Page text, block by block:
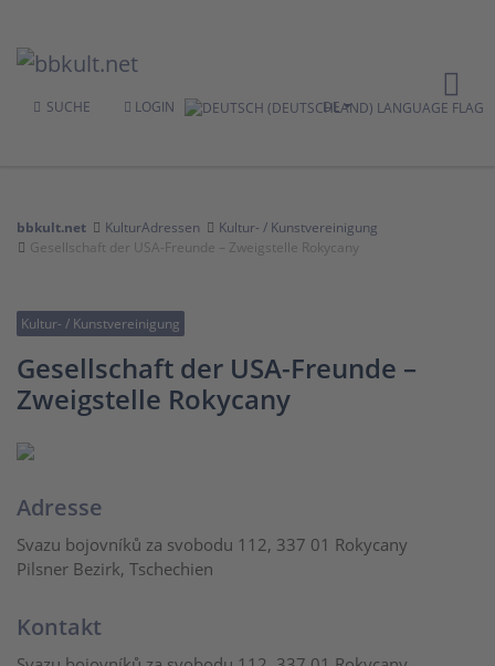
SUCHE LOGIN DE
bbkult.net KulturAdressen
Kultur- / Kunstvereinigung
Gesellschaft der USA-Freunde – Zweigstelle Rokycany
Kultur- / Kunstvereinigung
Gesellschaft der USA-Freunde –
Zweigstelle Rokycany
Adresse
Svazu bojovníků za svobodu 112, 337 01 Rokycany
Pilsner Bezirk, Tschechien
Kontakt